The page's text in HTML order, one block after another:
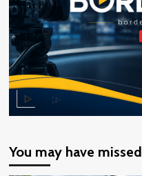
You may have missed